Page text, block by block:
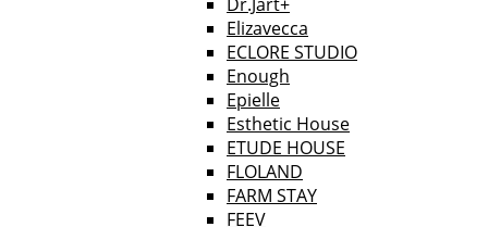
Elizavecca
ECLORE STUDIO
Enough
Epielle
Esthetic House
ETUDE HOUSE
FLOLAND
FARM STAY
FEEV